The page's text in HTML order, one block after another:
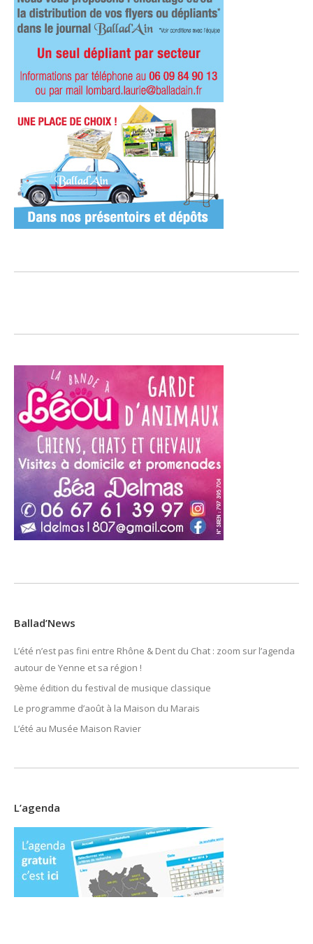
Ballad’News
L’été n’est pas fini entre Rhône & Dent du Chat : zoom sur l’agenda
autour de Yenne et sa région !
9ème édition du festival de musique classique
Le programme d’août à la Maison du Marais
L’été au Musée Maison Ravier
L’agenda